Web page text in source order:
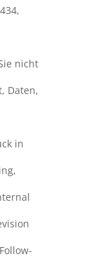
,
nicht
, Daten,
in
,